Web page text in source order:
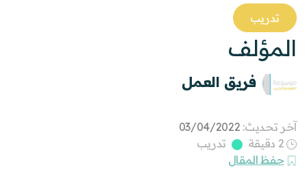
تدريب
المؤلف
فريق العمل
آخر تحديث: 03/04/2022
2 دقيقة
تدريب
حفظ المقال